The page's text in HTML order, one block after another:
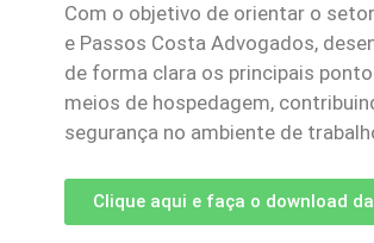
Com o objetivo de orientar o
e Passos Costa Advogados,
de forma clara os principais
meios de hospedagem,
segurança no ambiente de
Clique aqui e faça o download